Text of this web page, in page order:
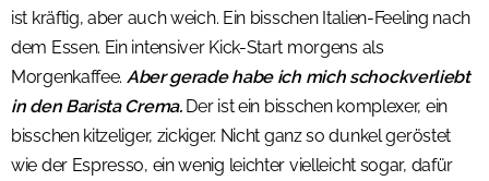
ist kräftig, aber auch weich. Ein bisschen Italien-Feeling nach
dem Essen. Ein intensiver Kick-Start morgens als
Morgenkaffee. Aber gerade habe ich mich schockverliebt
in den Barista Crema. Der ist ein bisschen komplexer, ein
bisschen kitzeliger, zickiger. Nicht ganz so dunkel geröstet
wie der Espresso, ein wenig leichter vielleicht sogar, dafür